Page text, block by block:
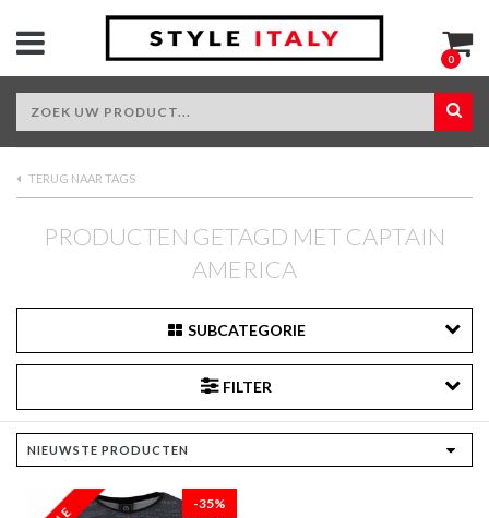
0
TERUG NAAR TAGS
PRODUCTEN GETAGD MET CAPTAIN
AMERICA
SUBCATEGORIE
FILTER
-35%